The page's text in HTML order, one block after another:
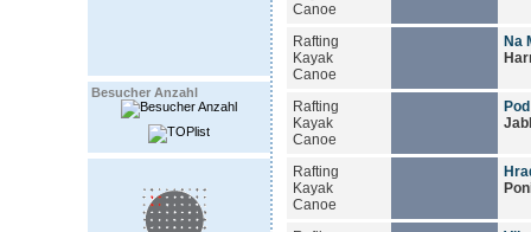
Besucher Anzahl
Canoe
Rafting
Kayak
Canoe
Na
Rafting
Kayak
Canoe
Rafting
Kayak
Canoe